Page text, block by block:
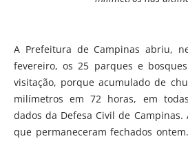
A Prefeitura de Campinas abriu,
fevereiro, os 25 parques e
visitação, porque acumulado de
milímetros em 72 horas, em
dados da Defesa Civil de
que permaneceram fechados